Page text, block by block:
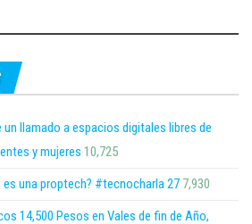
un llamado a espacios digitales libres de
y mujeres 10,725
es una proptech? #tecnocharla 27 7,930
14,500 Pesos en Vales de fin de Año,